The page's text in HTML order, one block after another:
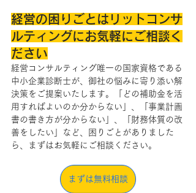
経営の困りごとはリットコンサ
ルティングにお気軽にご相談く
ださい
経営コンサルティング唯一の国家資格である
中小企業診断士が、御社の悩みに寄り添い解
決策をご提案いたします。「どの補助金を活
用すればよいのか分からない」、「事業計画
書の書き方が分からない」、「財務体質の改
善をしたい」など、困りごとがありました
ら、まずはお気軽にご相談ください。
まずは無料相談